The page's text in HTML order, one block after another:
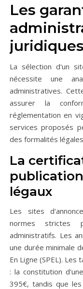
Les
La sélection d'un
nécessite une
administratives.
assurer la
réglementation en
services proposés
des formalités
La
légaux
Les sites
normes strictes
administratifs. Les
une durée minimale
En Ligne (SPEL).
: la constitution
395€, tandis que